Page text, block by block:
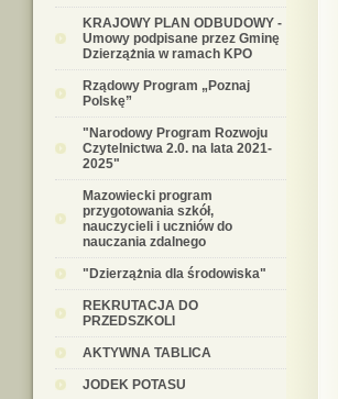
KRAJOWY PLAN ODBUDOWY -
Umowy podpisane przez Gminę
Dzierzążnia w ramach KPO
Rządowy Program „Poznaj
Polskę”
"Narodowy Program Rozwoju
Czytelnictwa 2.0. na lata 2021-
2025"
Mazowiecki program
przygotowania szkół,
nauczycieli i uczniów do
nauczania zdalnego
"Dzierzążnia dla środowiska"
REKRUTACJA DO
PRZEDSZKOLI
AKTYWNA TABLICA
JODEK POTASU